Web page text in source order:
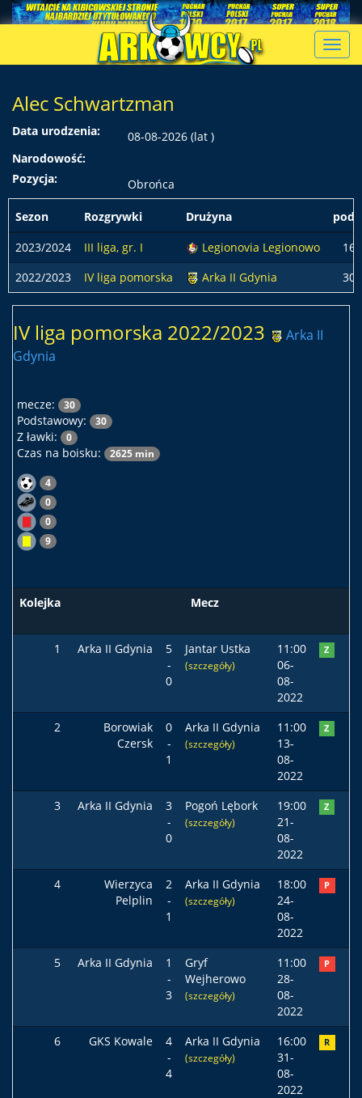
Alec Schwartzman
Data urodzenia:
08-08-2026 (lat )
Narodowość:
Pozycja:
Obrońca
Sezon Rozgrywki Drużyna
2023/2024
III liga, gr. I Legionovia Legionowo
16
2022/2023
IV liga pomorska Arka II Gdynia 30
IV liga pomorska 2022/2023
Arka II
Gdynia
mecze: 30
Podstawowy: 30
Z ławki: 0
Czas na boisku: 2625 min
4
0
0
9
Kolejka Mecz
1 Arka II Gdynia
5
-
0
Jantar Ustka
(szczegóły)
11:00
06-
08-
2022
Z
2
Borowiak
Czersk
0
-
1
Arka II Gdynia
(szczegóły)
11:00
13-
08-
2022
Z
3 Arka II Gdynia
3
-
0
Pogoń Lębork
(szczegóły)
19:00
21-
08-
2022
Z
4
Wierzyca
Pelplin
2
-
1
Arka II Gdynia
(szczegóły)
18:00
24-
08-
2022
P
5 Arka II Gdynia
1
-
3
Gryf
Wejherowo
(szczegóły)
11:00
28-
08-
2022
P
6 GKS Kowale
4
-
4
Arka II Gdynia
(szczegóły)
16:00
31-
08-
2022
R